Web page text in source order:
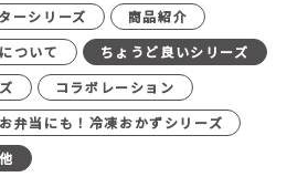
ーシリーズ
商品紹介
ついて
ちょうど良いシリーズ
コラボレーション
お弁当にも！冷凍おかずシリーズ